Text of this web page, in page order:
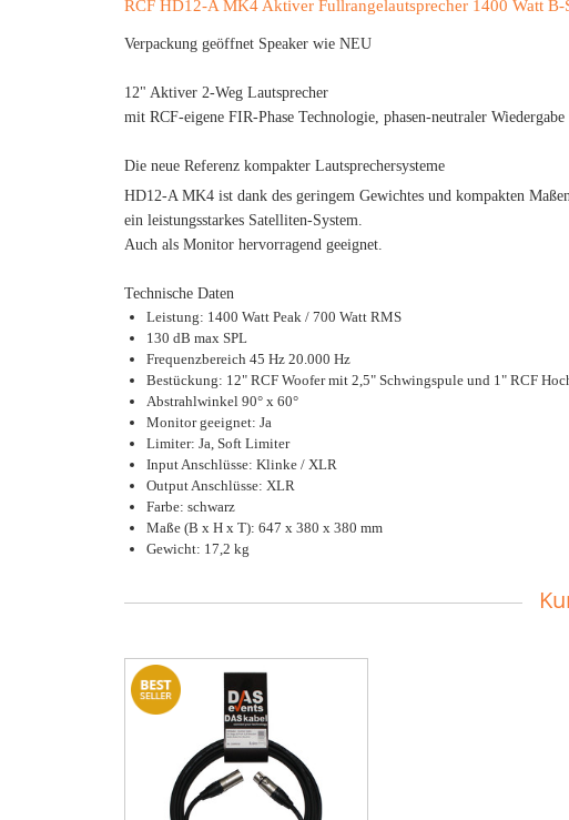
RCF HD12-A MK4 Aktiver Fullrangelautsprecher 1400 Watt
Verpackung geöffnet Speaker wie NEU
12" Aktiver 2-Weg Lautsprecher
mit RCF-eigene FIR-Phase Technologie, phasen-neutraler
Die neue Referenz kompakter Lautsprechersysteme
HD12-A MK4 ist dank des geringem Gewichtes und kompakten
ein leistungsstarkes Satelliten-System.
Auch als Monitor hervorragend geeignet.
Technische Daten
Leistung: 1400 Watt Peak / 700 Watt RMS
130 dB max SPL
Frequenzbereich 45 Hz 20.000 Hz
Bestückung: 12" RCF Woofer mit 2,5" Schwingspule und 1" RCF
Abstrahlwinkel 90° x 60°
Monitor geeignet: Ja
Limiter: Ja, Soft Limiter
Input Anschlüsse: Klinke / XLR
Output Anschlüsse: XLR
Farbe: schwarz
Maße (B x H x T): 647 x 380 x 380 mm
Gewicht: 17,2 kg